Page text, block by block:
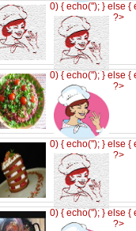
0) { echo(''); } else {
?>
0) { echo(''); } else {
?>
0) { echo(''); } else {
?>
0) { echo(''); } else {
?>